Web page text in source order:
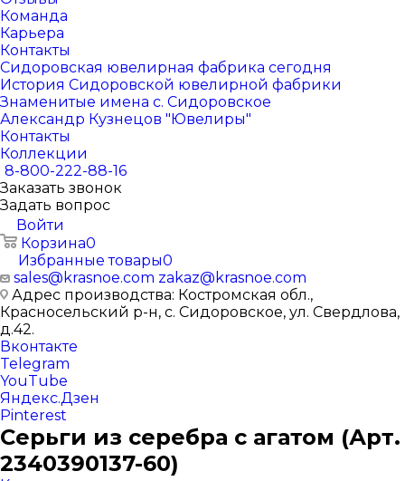
Команда
Карьера
Контакты
Сидоровская ювелирная фабрика сегодня
История Сидоровской ювелирной фабрики
Знаменитые имена с. Сидоровское
Александр Кузнецов "Ювелиры"
Контакты
Коллекции
8-800-222-88-16
Заказать звонок
Задать вопрос
Войти
Корзина0
Избранные товары0
sales@krasnoe.com zakaz@krasnoe.com
Адрес производства: Костромская обл.,
Красносельский р-н, с. Сидоровское, ул. Свердлова,
д.42.
Вконтакте
Telegram
YouTube
Яндекс.Дзен
Pinterest
Серьги из серебра с агатом (Арт.
2340390137-60)